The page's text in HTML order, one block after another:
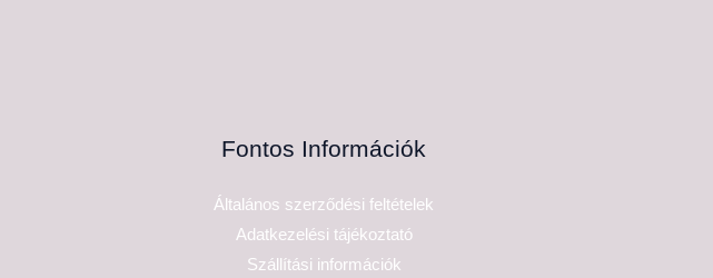
Fontos Információk
Általános szerződési feltételek
Adatkezelési tájékoztató
Szállítási információk